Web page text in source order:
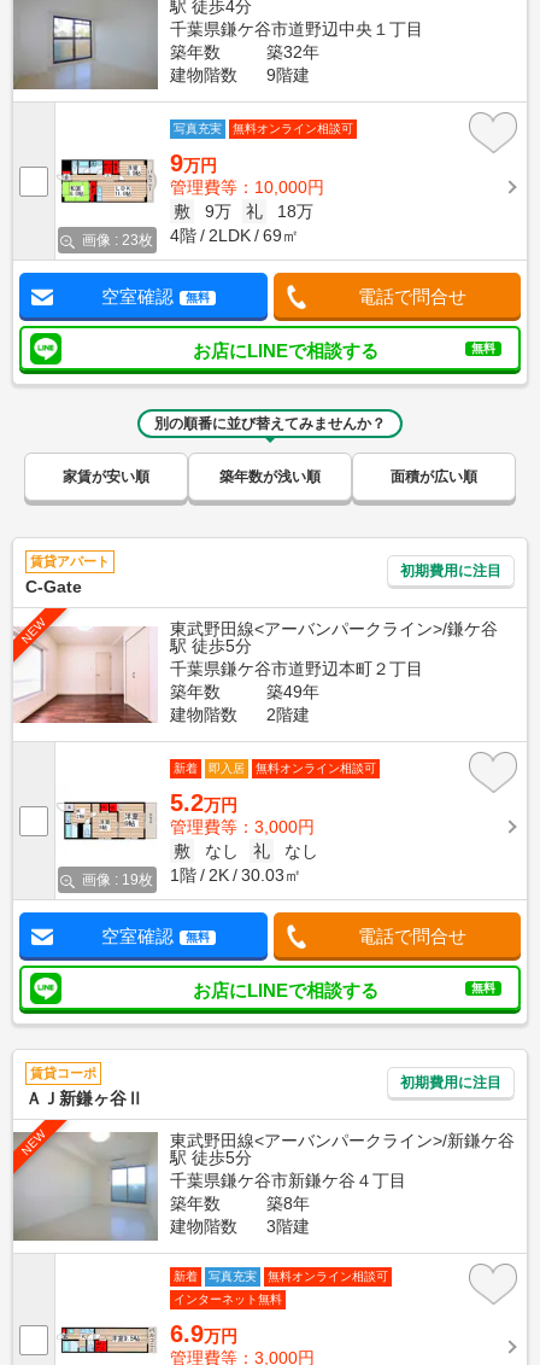
駅 徒歩4分
千葉県鎌ケ谷市道野辺中央１丁目
築年数
築32年
建物階数
9階建
画像 : 23枚
写真充実 無料オンライン相談可
9万円
管理費等：10,000円
敷
9万 礼
18万
4階
2LDK 69㎡
空室確認 無料 電話で問合せ
お店にLINEで相談する 無料
別の順番に並び替えてみませんか？
家賃が安い順 築年数が浅い順 面積が広い順
賃貸アパート
C-Gate
初期費用に注目
NEW
東武野田線<アーバンパークライン>/鎌ケ谷
駅 徒歩5分
千葉県鎌ケ谷市道野辺本町２丁目
築年数
築49年
建物階数
2階建
画像 : 19枚
新着 即入居 無料オンライン相談可
5.2万円
管理費等：3,000円
敷
なし 礼
なし
1階
2K 30.03㎡
空室確認 無料 電話で問合せ
お店にLINEで相談する 無料
賃貸コーポ
ＡＪ新鎌ヶ谷Ⅱ
初期費用に注目
NEW
東武野田線<アーバンパークライン>/新鎌ケ谷
駅 徒歩5分
千葉県鎌ケ谷市新鎌ケ谷４丁目
築年数
築8年
建物階数
3階建
新着 写真充実
無料オンライン相談可
インターネット無料
6.9万円
管理費等：3,000円